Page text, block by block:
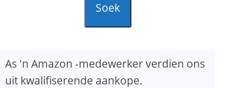
Soek
As 'n Amazon -medewerker verdien ons
uit kwalifiserende aankope.